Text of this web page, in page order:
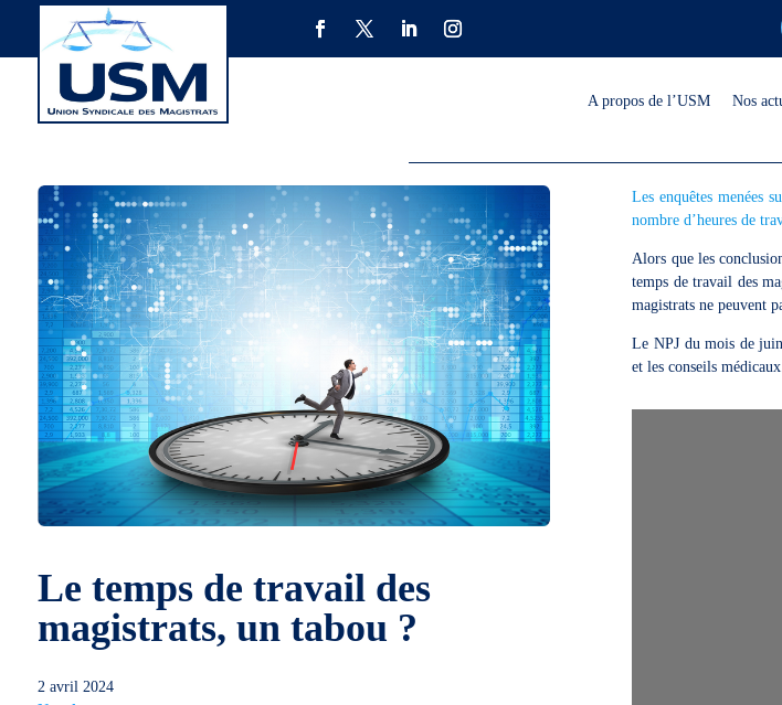
A propos de l’USM Nos
Le temps de travail des
magistrats, un tabou ?
2 avril 2024
Les enquêtes menées
nombre d’heures de
Alors que les
temps de travail des
magistrats ne peuvent
Le NPJ du mois de
et les conseils